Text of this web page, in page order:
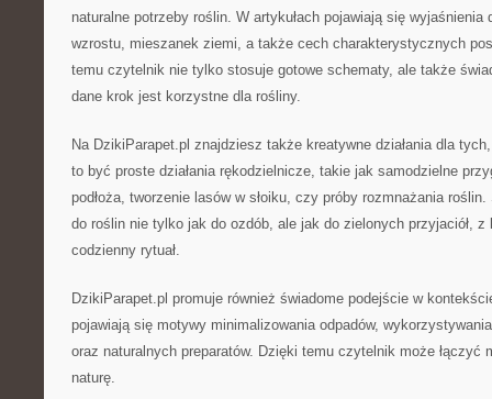
naturalne potrzeby roślin. W artykułach pojawiają się wyjaśnienia
wzrostu, mieszanek ziemi, a także cech charakterystycznych
temu czytelnik nie tylko stosuje gotowe schematy, ale także
dane krok jest korzystne dla rośliny.
Na DzikiParapet.pl znajdziesz także kreatywne działania dla
to być proste działania rękodzielnicze, takie jak samodzielne
podłoża, tworzenie lasów w słoiku, czy próby rozmnażania
do roślin nie tylko jak do ozdób, ale jak do zielonych przyjaciół,
codzienny rytuał.
DzikiParapet.pl promuje również świadome podejście w
pojawiają się motywy minimalizowania odpadów,
oraz naturalnych preparatów. Dzięki temu czytelnik może łączyć
naturę.